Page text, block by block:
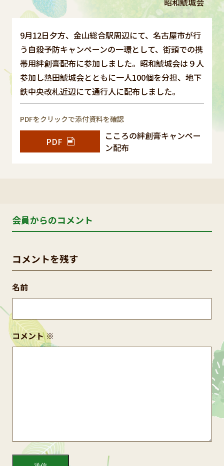
9月12日夕方、金山総合駅周辺にて、名古屋市が行
う自殺予防キャンペーンの一環として、街頭での携
帯用絆創膏配布に参加しました。昭和鯱城会は９人
参加し熱田鯱城会とともに一人100個を分担、地下
鉄中央改札近辺にて通行人に配布しました。
PDFをクリックで添付資料を確認
PDF
こころの絆創膏キャンペー
ン配布
会員からのコメント
コメントを残す
コメント※
名前